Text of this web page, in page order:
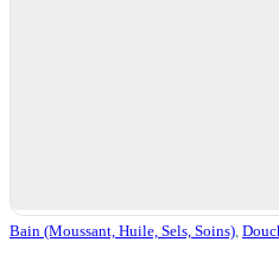
Bain (moussant, Huile, Sels, Soins)